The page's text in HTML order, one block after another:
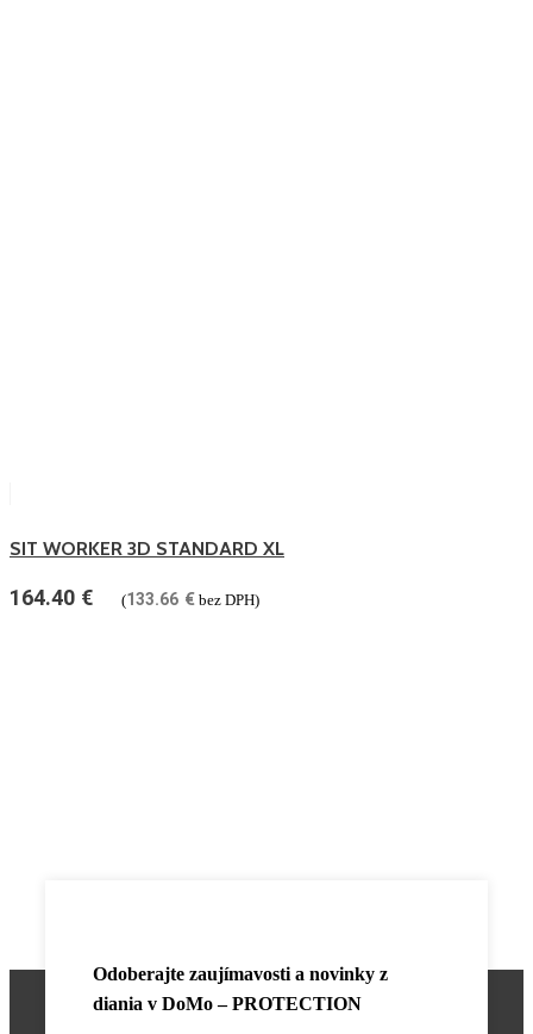
SIT WORKER 3D STANDARD XL
164.40 € (133.66 € bez DPH)
Odoberajte zaujímavosti a novinky z
diania v DoMo – PROTECTION